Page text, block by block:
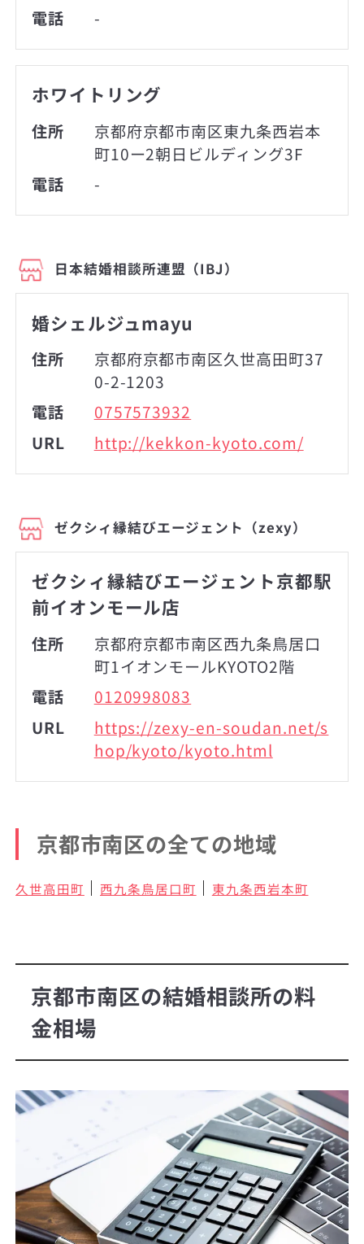
電話
-
ホワイトリング
住所
京都府京都市南区東九条西岩本
町10ー2朝日ビルディング3F
電話
-
日本結婚相談所連盟（IBJ）
婚シェルジュmayu
住所
京都府京都市南区久世高田町37
0-2-1203
電話
0757573932
URL
http://kekkon-kyoto.com/
ゼクシィ縁結びエージェント（zexy）
ゼクシィ縁結びエージェント京都駅
前イオンモール店
住所
京都府京都市南区西九条鳥居口
町1イオンモールKYOTO2階
電話
0120998083
URL
https://zexy-en-soudan.net/s
hop/kyoto/kyoto.html
京都市南区の全ての地域
久世高田町 西九条鳥居口町 東九条西岩本町
京都市南区の結婚相談所の料
金相場